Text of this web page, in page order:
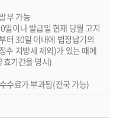
부 가능
이나 발급일 현재 당월 고지
터 30일 이내에 법정납기의
수 지방세 제외)가 있는 때에
효기간을 명시)
수료가 부과됨(전국 가능)